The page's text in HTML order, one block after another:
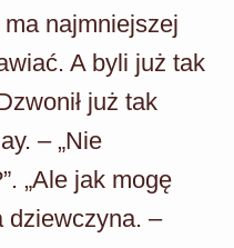
najmniejszej
A byli już tak
już tak
– „Nie
„Ale jak mogę
dziewczyna. –